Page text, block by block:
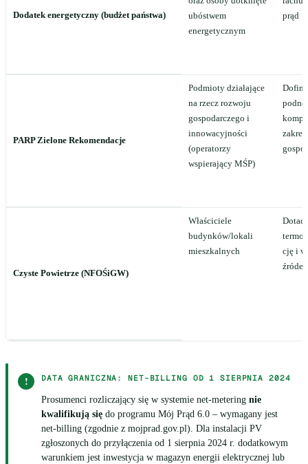
Dodatek energetyczny (budżet państwa)
ubóstwem
energetycznym
prąd
PARP Zielone Rekomendacje
Podmioty działające
na rzecz rozwoju
gospodarczego i
innowacyjności
(operatorzy
wspierający MŚP)
Czyste Powietrze (NFOŚiGW)
Właściciele
budynków/lokali
mieszkalnych
cję i
źródeł
! DATA GRANICZNA: NET-BILLING OD 1 SIERPNIA 2024
Prosumenci rozliczający się w systemie net-metering nie
kwalifikują się do programu Mój Prąd 6.0 – wymagany jest
net-billing (zgodnie z mojprad.gov.pl). Dla instalacji PV
zgłoszonych do przyłączenia od 1 sierpnia 2024 r. dodatkowym
warunkiem jest inwestycja w magazyn energii elektrycznej lub